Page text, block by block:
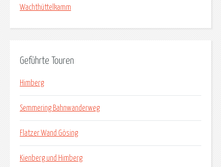
Wachthüttelkamm
Geführte Touren
Himberg
Semmering Bahnwanderweg
Flatzer Wand Gösing
Kienberg und Himberg